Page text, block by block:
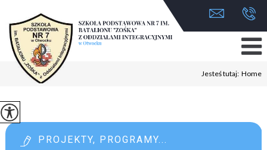
Jesteś tutaj:Home
PROJEKTY, PROGRAMY...